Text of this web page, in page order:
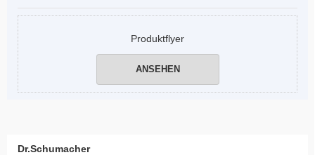
Produktflyer
ANSEHEN
Dr.Schumacher